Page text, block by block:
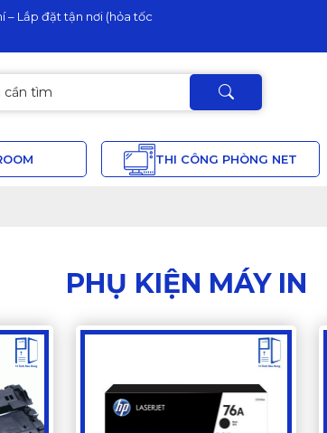
– Lắp đặt tận nơi (hỏa tốc
THI CÔNG PHÒNG NET
PHỤ KIỆN MÁY IN